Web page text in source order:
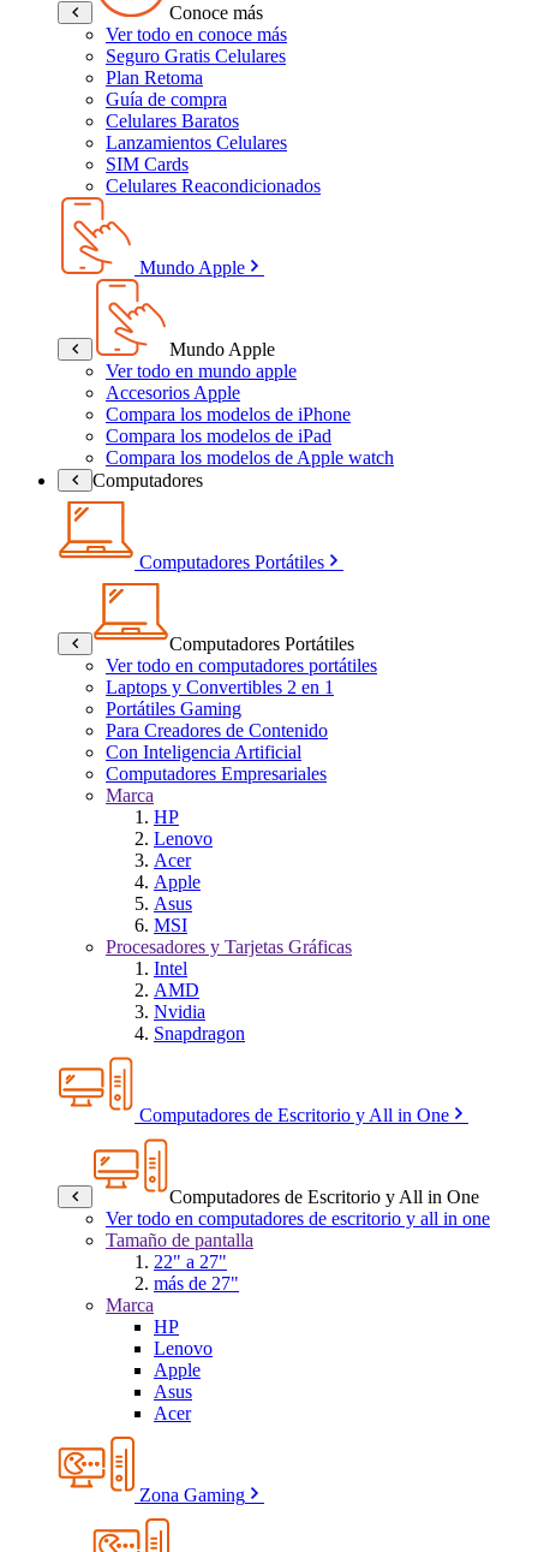
Conoce más
Ver todo en conoce más
Seguro Gratis Celulares
Plan Retoma
Guía de compra
Celulares Baratos
Lanzamientos Celulares
SIM Cards
Celulares Reacondicionados
Mundo Apple
Mundo Apple
Ver todo en mundo apple
Accesorios Apple
Compara los modelos de iPhone
Compara los modelos de iPad
Compara los modelos de Apple watch
Computadores
Computadores Portátiles
Computadores Portátiles
Ver todo en computadores portátiles
Laptops y Convertibles 2 en 1
Portátiles Gaming
Para Creadores de Contenido
Con Inteligencia Artificial
Computadores Empresariales
Marca
HP
Lenovo
Acer
Apple
Asus
MSI
Procesadores y Tarjetas Gráficas
Intel
AMD
Nvidia
Snapdragon
Computadores de Escritorio y All in One
Computadores de Escritorio y All in One
Ver todo en computadores de escritorio y all in one
Tamaño de pantalla
22" a 27"
más de 27"
Marca
HP
Lenovo
Apple
Asus
Acer
Zona Gaming